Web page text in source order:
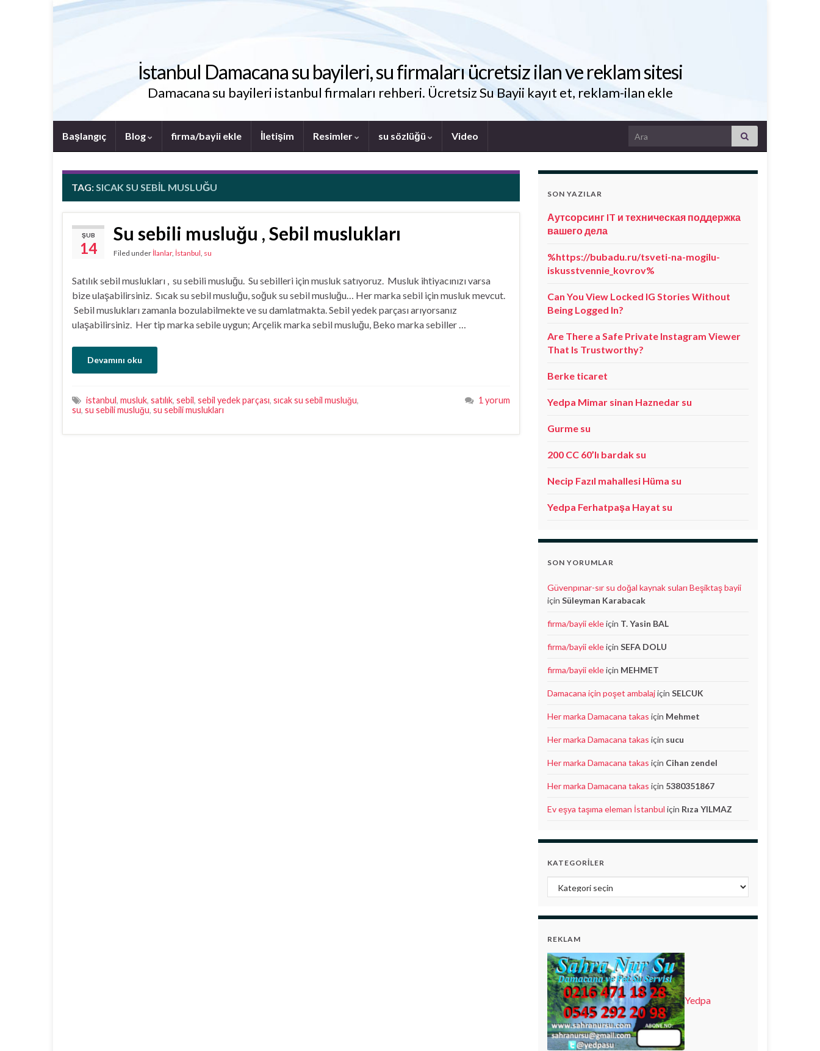
İstanbul Damacana su bayileri, su firmaları ücretsiz ilan ve reklam sitesi
Damacana su bayileri istanbul firmaları rehberi. Ücretsiz Su Bayii kayıt et, reklam-ilan ekle
Başlangıç Blog firma/bayii ekle İletişim Resimler su sözlüğü Video Search for:
TAG:SICAK SU SEBIL MUSLUĞU
ŞUB
14
Su sebili musluğu , Sebil muslukları
Filed under İlanlar, İstanbul, su
Satılık sebil muslukları , su sebili musluğu. Su sebilleri için musluk satıyoruz. Musluk ihtiyacınızı varsa
bize ulaşabilirsiniz. Sıcak su sebil musluğu, soğuk su sebil musluğu… Her marka sebil için musluk mevcut.
Sebil muslukları zamanla bozulabilmekte ve su damlatmakta. Sebil yedek parçası arıyorsanız
ulaşabilirsiniz. Her tip marka sebile uygun; Arçelik marka sebil musluğu, Beko marka sebiller …
Devamını oku
istanbul, musluk, satılık, sebil, sebil yedek parçası, sıcak su sebil musluğu,
su, su sebili musluğu, su sebili muslukları
1 yorum
SON YAZILAR
Аутсорсинг IT и техническая поддержка
вашего дела
%https://bubadu.ru/tsveti-na-mogilu-
iskusstvennie_kovrov%
Can You View Locked IG Stories Without
Being Logged In?
Are There a Safe Private Instagram Viewer
That Is Trustworthy?
Berke ticaret
Yedpa Mimar sinan Haznedar su
Gurme su
200 CC 60’lı bardak su
Necip Fazıl mahallesi Hüma su
Yedpa Ferhatpaşa Hayat su
SON YORUMLAR
Güvenpınar-sır su doğal kaynak suları Beşiktaş bayii
için Süleyman Karabacak
firma/bayii ekleiçin T. Yasin BAL
firma/bayii ekleiçin SEFA DOLU
firma/bayii ekleiçin MEHMET
Damacana için poşet ambalajiçin SELCUK
Her marka Damacana takas için Mehmet
Her marka Damacana takas için sucu
Her marka Damacana takas için Cihan zendel
Her marka Damacana takas için 5380351867
Ev eşya taşıma eleman İstanbul için Rıza YILMAZ
KATEGORILER
Kategoriler
REKLAM
Yedpa